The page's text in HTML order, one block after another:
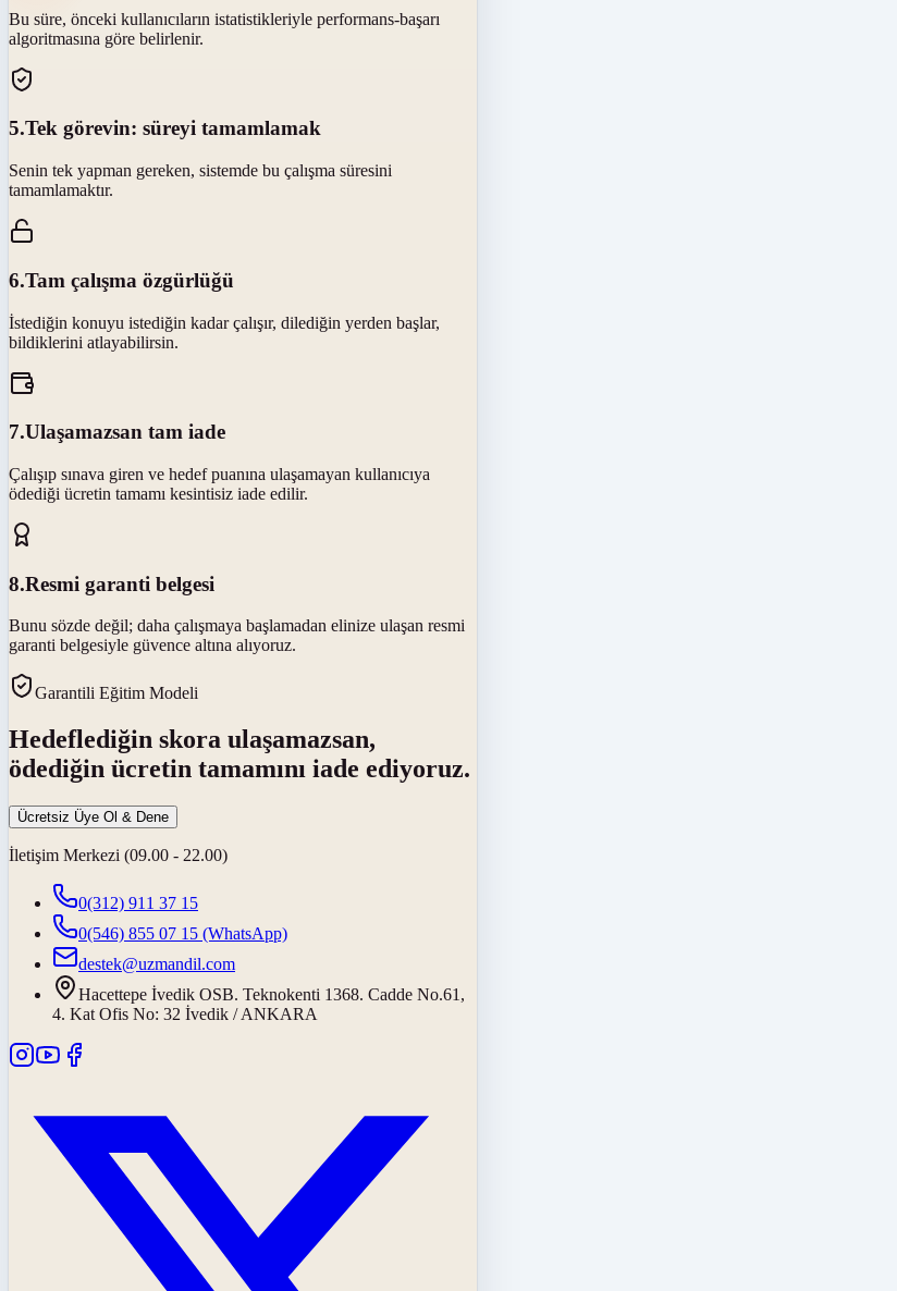
Bu süre, önceki kullanıcıların istatistikleriyle performans-başarı
algoritmasına göre belirlenir.
5.Tek görevin: süreyi tamamlamak
Senin tek yapman gereken, sistemde bu çalışma süresini
tamamlamaktır.
6.Tam çalışma özgürlüğü
İstediğin konuyu istediğin kadar çalışır, dilediğin yerden başlar,
bildiklerini atlayabilirsin.
7.Ulaşamazsan tam iade
Çalışıp sınava giren ve hedef puanına ulaşamayan kullanıcıya
ödediği ücretin tamamı kesintisiz iade edilir.
8.Resmi garanti belgesi
Bunu sözde değil; daha çalışmaya başlamadan elinize ulaşan resmi
garanti belgesiyle güvence altına alıyoruz.
Garantili Eğitim Modeli
Hedeflediğin skora ulaşamazsan,
ödediğin ücretin tamamını iade ediyoruz.
Ücretsiz Üye Ol & Dene
İletişim Merkezi (09.00 - 22.00)
0(312) 911 37 15
0(546) 855 07 15 (WhatsApp)
destek@uzmandil.com
Hacettepe İvedik OSB. Teknokenti 1368. Cadde No.61,
4. Kat Ofis No: 32 İvedik / ANKARA